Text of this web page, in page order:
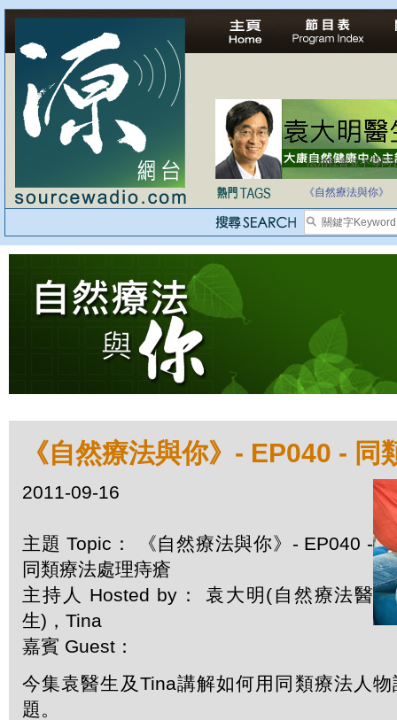
法治社會並不等同
《自然療法與你》
《自然療法與你》- EP040 - 同
2011-09-16
主題 Topic： 《自然療法與你》- EP040 -
同類療法處理痔瘡
主持人 Hosted by： 袁大明(自然療法醫
生)，Tina
嘉賓 Guest：
今集袁醫生及Tina講解如何用同類療法人
題。